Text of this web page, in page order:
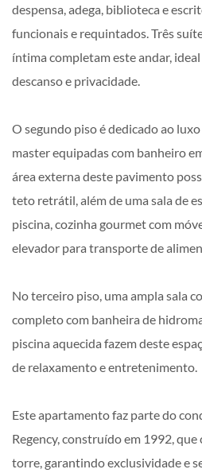
despensa, adega, biblioteca e
funcionais e requintados. Três
íntima completam este andar,
descanso e privacidade.
O segundo piso é dedicado ao
master equipadas com banheiro
área externa deste pavimento
teto retrátil, além de uma sala de
piscina, cozinha gourmet com
elevador para transporte de
No terceiro piso, uma ampla sala
completo com banheira de
piscina aquecida fazem deste
de relaxamento e entretenimento.
Este apartamento faz parte do
Regency, construído em 1992,
torre, garantindo exclusividade e